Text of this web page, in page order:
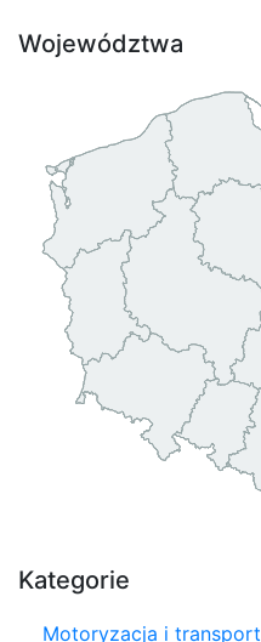
Województwa
Kategorie
Motoryzacja i transport